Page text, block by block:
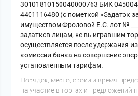
30101810150040000763 БИК
4401116480 (с пометкой «Задаток
имуществом Фроловой Е.С. лот №
задатков лицам, не выигравшим
осуществляется после удержания
комиссии банка на совершение
установленным тарифам.
Порядок, место, сроки и время
на участие в торгах и предложений